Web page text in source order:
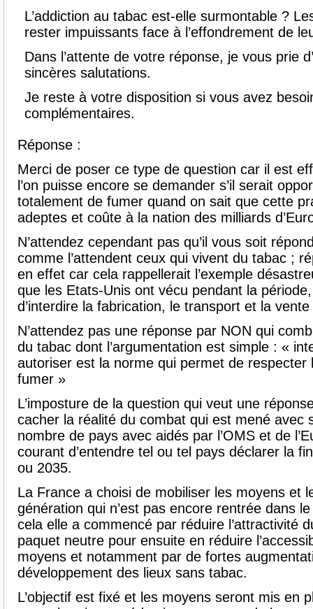
L’addiction au tabac est-elle surmontable ?
rester impuissants face à l’effondrement de
Dans l’attente de votre réponse, je vous prie
sincères salutations.
Je reste à votre disposition si vous avez
complémentaires.
Réponse :
Merci de poser ce type de question car il est
l’on puisse encore se demander s’il serait
totalement de fumer quand on sait que cette
adeptes et coûte à la nation des milliards
N’attendez cependant pas qu’il vous soit
comme l’attendent ceux qui vivent du tabac ;
en effet car cela rappellerait l’exemple
que les Etats-Unis ont vécu pendant la
d’interdire la fabrication, le transport et la
N’attendez pas une réponse par NON qui
du tabac dont l’argumentation est simple : «
autoriser est la norme qui permet de respecter
fumer »
L’imposture de la question qui veut une
cacher la réalité du combat qui est mené avec
nombre de pays avec aidés par l’OMS et de
courant d’entendre tel ou tel pays déclarer la
ou 2035.
La France a choisi de mobiliser les moyens et
génération qui n’est pas encore rentrée dans
cela elle a commencé par réduire l’attractivité
paquet neutre pour ensuite en réduire
moyens et notamment par de fortes
développement des lieux sans tabac.
L’objectif est fixé et les moyens seront mis en